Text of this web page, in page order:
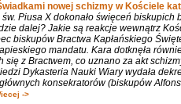
nowej schizmy w Kościele
Piusa X dokonało święceń
dalej? Jakie są reakcje wewnątrz
biskupów Bractwa Kapłańskiego
mandatu. Kara dotknęła
się z Bractwem, co uznano za akt
Dykasteria Nauki Wiary wydała
konsekratorów (biskupów
->